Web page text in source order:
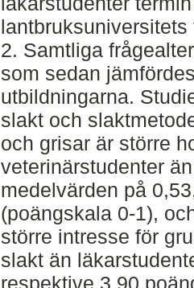
2. Samtliga
som sedan
utbildningarna.
slakt och
och grisar är större
veterinärstudenter
medelvärden på
(poängskala 0-1),
större intresse för
slakt än
respektive 3,90